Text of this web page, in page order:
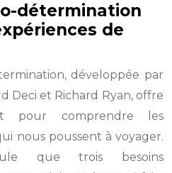
détermination
de
développée par
Deci et Richard Ryan, offre
pour comprendre les
nous poussent à voyager.
que trois besoins